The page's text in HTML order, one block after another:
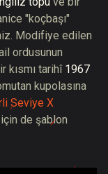
"koçbaşı"
Modifiye edilen
ordusunun
kısmı tarihî 1967
kupolasına
Seviye X
için de şablon